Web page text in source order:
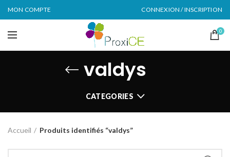
MON COMPTE CONNEXION / INSCRIPTION
0
valdys
CATEGORIES
Accueil Produits identifiés “valdys”